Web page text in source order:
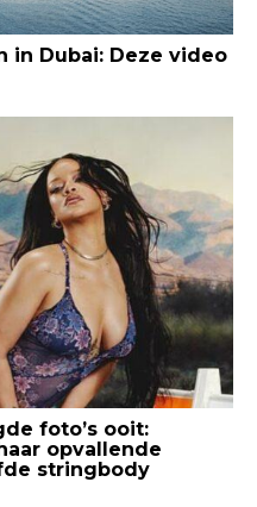
in Dubai: Deze video
foto’s ooit:
opvallende
stringbody